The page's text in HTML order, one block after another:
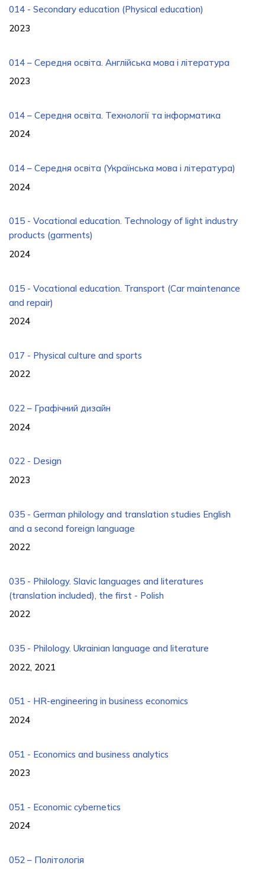
014 - Secondary education (Physical education)
2023
014 – Середня освіта. Англійська мова і література
2023
014 – Середня освіта. Технології та інформатика
2024
014 – Середня освіта (Українська мова і література)
2024
015 - Vocational education. Technology of light industry
products (garments)
2024
015 - Vocational education. Transport (Car maintenance
and repair)
2024
017 - Physical culture and sports
2022
022 – Графічний дизайн
2024
022 - Design
2023
035 - German philology and translation studies English
and a second foreign language
2022
035 - Philology. Slavic languages ​​and literatures
(translation included), the first - Polish
2022
035 - Philology. Ukrainian language and literature
2022, 2021
051 - HR-engineering in business economics
2024
051 - Economics and business analytics
2023
051 - Economic cybernetics
2024
052 – Політологія